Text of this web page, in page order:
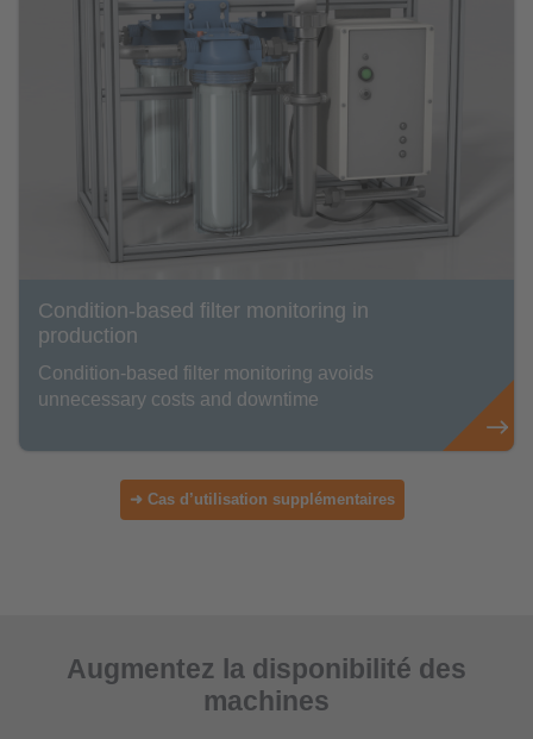
Condition-based filter monitoring in
production
Condition-based filter monitoring avoids
unnecessary costs and downtime
➜ Cas d’utilisation supplémentaires
Augmentez la disponibilité des
machines